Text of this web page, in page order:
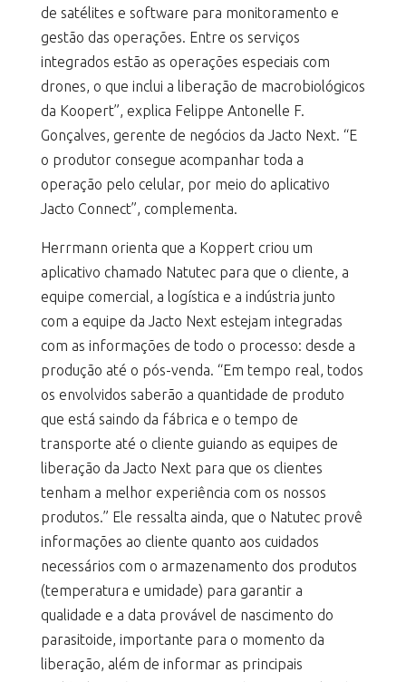
de satélites e software para monitoramento e
gestão das operações. Entre os serviços
integrados estão as operações especiais com
drones, o que inclui a liberação de macrobiológicos
da Koopert”, explica Felippe Antonelle F.
Gonçalves, gerente de negócios da Jacto Next. “E
o produtor consegue acompanhar toda a
operação pelo celular, por meio do aplicativo
Jacto Connect”, complementa.
Herrmann orienta que a Koppert criou um
aplicativo chamado Natutec para que o cliente, a
equipe comercial, a logística e a indústria junto
com a equipe da Jacto Next estejam integradas
com as informações de todo o processo: desde a
produção até o pós-venda. “Em tempo real, todos
os envolvidos saberão a quantidade de produto
que está saindo da fábrica e o tempo de
transporte até o cliente guiando as equipes de
liberação da Jacto Next para que os clientes
tenham a melhor experiência com os nossos
produtos.” Ele ressalta ainda, que o Natutec provê
informações ao cliente quanto aos cuidados
necessários com o armazenamento dos produtos
(temperatura e umidade) para garantir a
qualidade e a data provável de nascimento do
parasitoide, importante para o momento da
liberação, além de informar as principais